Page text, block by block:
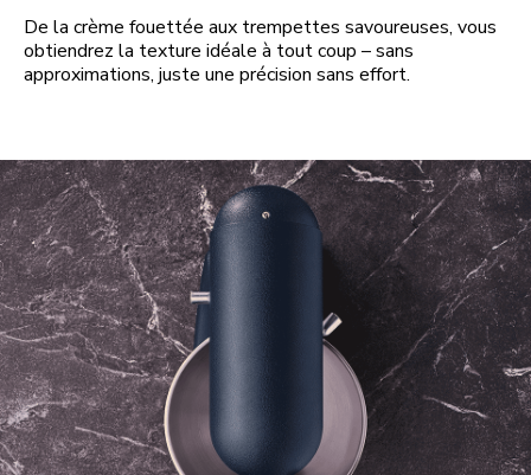
De la crème fouettée aux trempettes savoureuses, vous
obtiendrez la texture idéale à tout coup – sans
approximations, juste une précision sans effort.